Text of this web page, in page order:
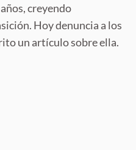
creyendo
Hoy denuncia a los
un artículo sobre ella.